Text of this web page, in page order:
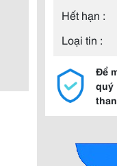
Hết hạn :
Loại tin :
Để
quý